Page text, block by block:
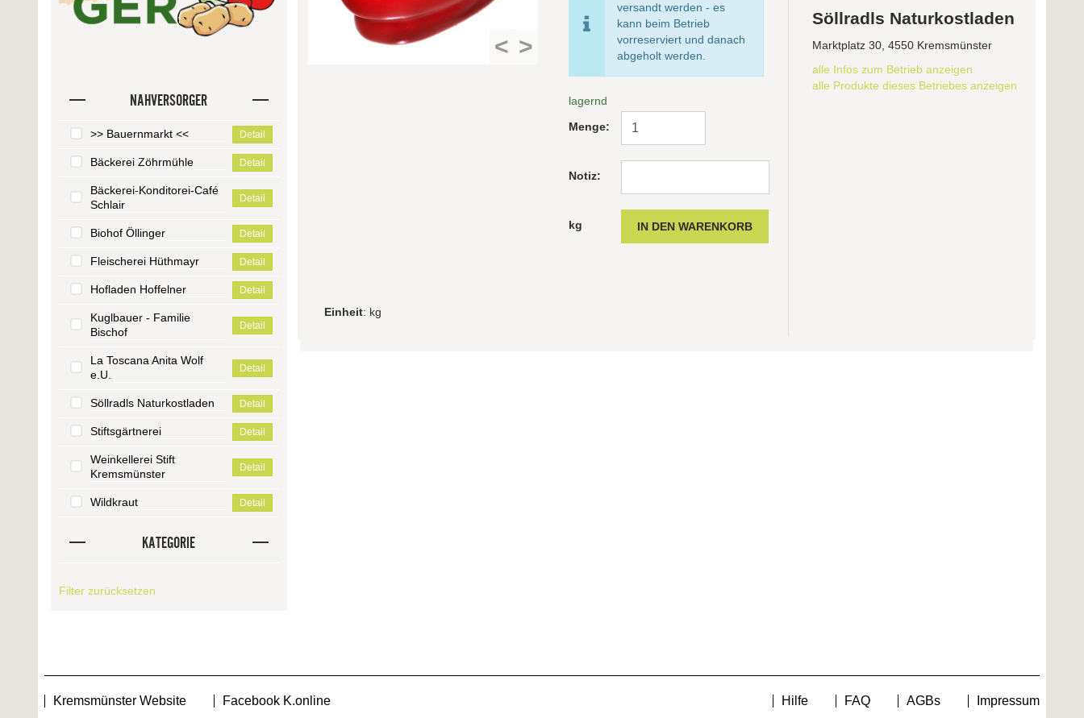
NAHVERSORGER
>> Bauernmarkt << Detail
Bäckerei Zöhrmühle Detail
Bäckerei-Konditorei-Café
Schlair
Detail
Biohof Öllinger Detail
Fleischerei Hüthmayr Detail
Hofladen Hoffelner Detail
Kuglbauer - Familie
Bischof
Detail
La Toscana Anita Wolf
e.U.
Detail
Söllradls Naturkostladen Detail
Stiftsgärtnerei Detail
Weinkellerei Stift
Kremsmünster
Detail
Wildkraut Detail
KATEGORIE
Filter zurücksetzen
< >
versandt werden - es
kann beim Betrieb
vorreserviert und danach
abgeholt werden.
lagernd
Menge:
Notiz:
kg
Einheit: kg
Söllradls Naturkostladen
Marktplatz 30, 4550 Kremsmünster
alle Infos zum Betrieb anzeigen
alle Produkte dieses Betriebes anzeigen
Kremsmünster Website Facebook K.online Hilfe FAQ AGBs Impressum